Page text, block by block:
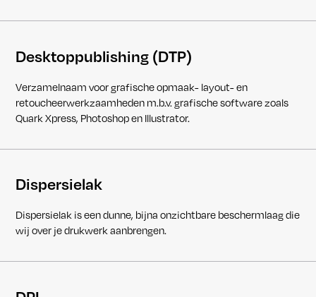
Desktoppublishing (DTP)
Verzamelnaam voor grafische opmaak- layout- en
retoucheerwerkzaamheden m.b.v. grafische software zoals
Quark Xpress, Photoshop en Illustrator.
Dispersielak
Dispersielak is een dunne, bijna onzichtbare beschermlaag die
wij over je drukwerk aanbrengen.